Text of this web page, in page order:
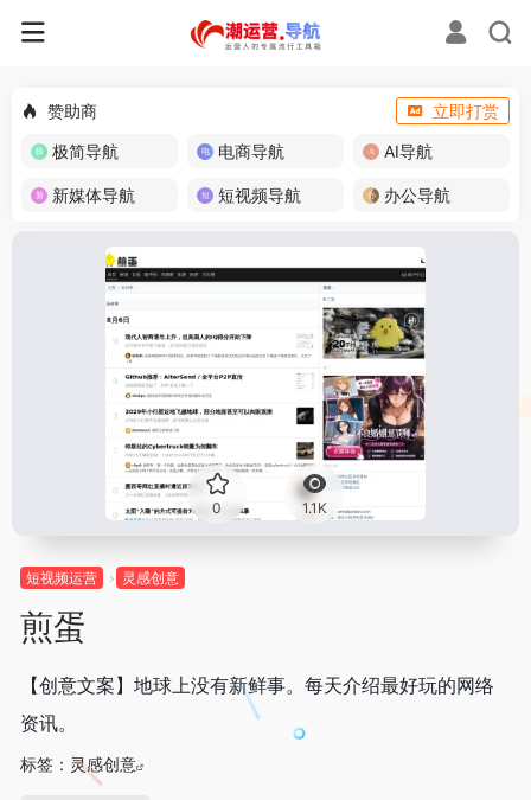
赞助商
立即打赏
极简导航
电商导航 AI导航
新媒体导航 短视频导航 办公导航
0 1.1K
短视频运营 灵感创意
煎蛋
【创意文案】地球上没有新鲜事。每天介绍最好玩的网络
资讯。
标签： 灵感创意